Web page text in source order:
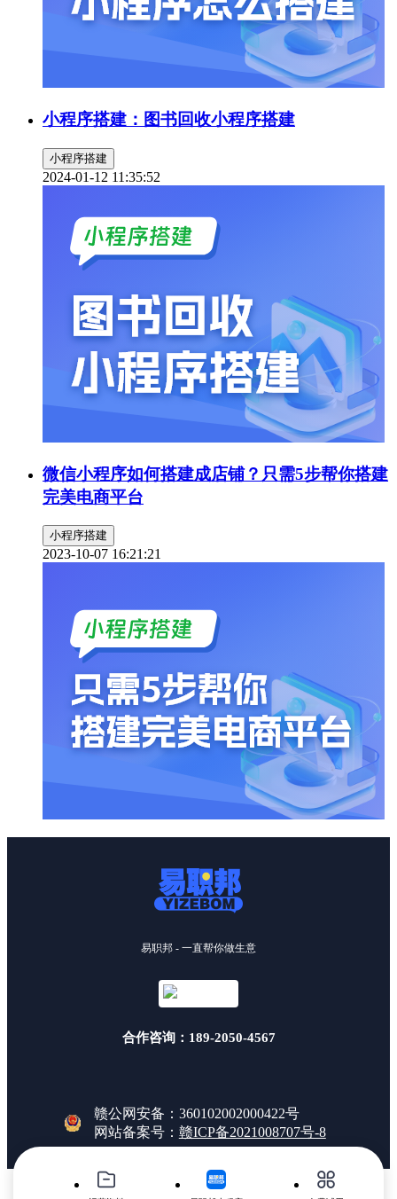
小程序搭建：图书回收小程序搭建
小程序搭建
2024-01-12 11:35:52
微信小程序如何搭建成店铺？只需5步帮你搭建
完美电商平台
小程序搭建
2023-10-07 16:21:21
易职邦 - 一直帮你做生意
合作咨询：189-2050-4567
赣公网安备：360102002000422号
网站备案号： 赣ICP备2021008707号-8